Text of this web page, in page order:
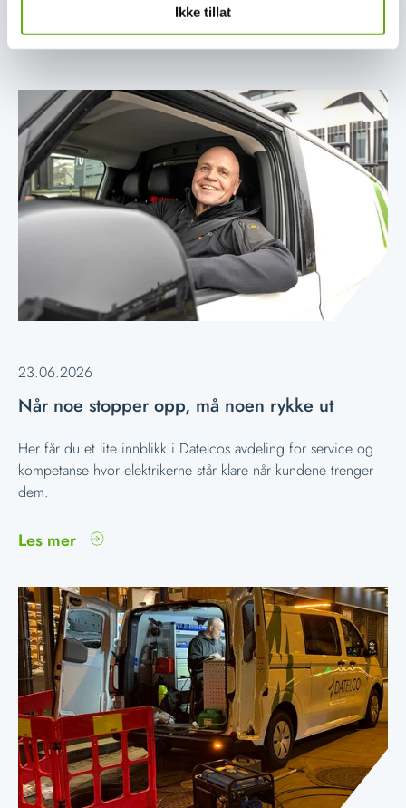
Ikke tillat
Les mer
23.06.2026
Når noe stopper opp, må noen rykke ut
Her får du et lite innblikk i Datelcos avdeling for service og
kompetanse hvor elektrikerne står klare når kundene trenger
dem.
Les mer